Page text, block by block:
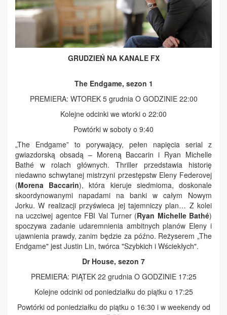
GRUDZIEŃ NA KANALE FX
The Endgame, sezon 1
PREMIERA: WTOREK 5 grudnia O GODZINIE 22:00
Kolejne odcinki we wtorki o 22:00
Powtórki w soboty o 9:40
„The Endgame” to porywający, pełen napięcia serial z
gwiazdorską obsadą – Moreną Baccarin i Ryan Michelle
Bathé w rolach głównych. Thriller przedstawia historię
niedawno schwytanej mistrzyni przestępstw Eleny Federovej
(Morena Baccarin), która kieruje siedmioma, doskonale
skoordynowanymi napadami na banki w całym Nowym
Jorku. W realizacji przyświeca jej tajemniczy plan… Z kolei
na uczciwej agentce FBI Val Turner (Ryan Michelle Bathé)
spoczywa zadanie udaremnienia ambitnych planów Eleny i
ujawnienia prawdy, zanim będzie za późno. Reżyserem „The
Endgame" jest Justin Lin, twórca "Szybkich i Wściekłych".
Dr House, sezon 7
PREMIERA: PIĄTEK 22 grudnia O GODZINIE 17:25
Kolejne odcinki od poniedziałku do piątku o 17:25
Powtórki od poniedziałku do piątku o 16:30 i w weekendy od